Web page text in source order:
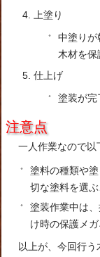
上塗り
中塗りが
木材を保
仕上げ
塗装が完
注意点
一人作業なので以
塗料の種類や
切な塗料を選ぶ
塗装作業中は
け時の保護メ
以上が、今回行う